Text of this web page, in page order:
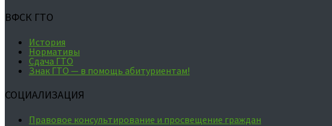
ВФСК ГТО
История
Нормативы
Сдача ГТО
Знак ГТО — в помощь абитуриентам!
СОЦИАЛИЗАЦИЯ
Правовое консультирование и просвещение граждан